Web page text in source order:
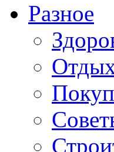
Разное